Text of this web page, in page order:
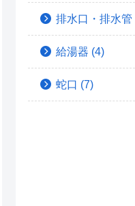
排水口・排水管
給湯器 (4)
蛇口 (7)